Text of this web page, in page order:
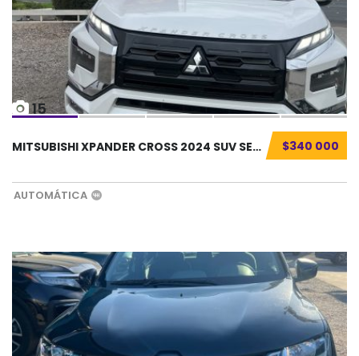
15
$340 000
MITSUBISHI XPANDER CROSS 2024 SUV SEMINUEVO....
AUTOMÁTICA